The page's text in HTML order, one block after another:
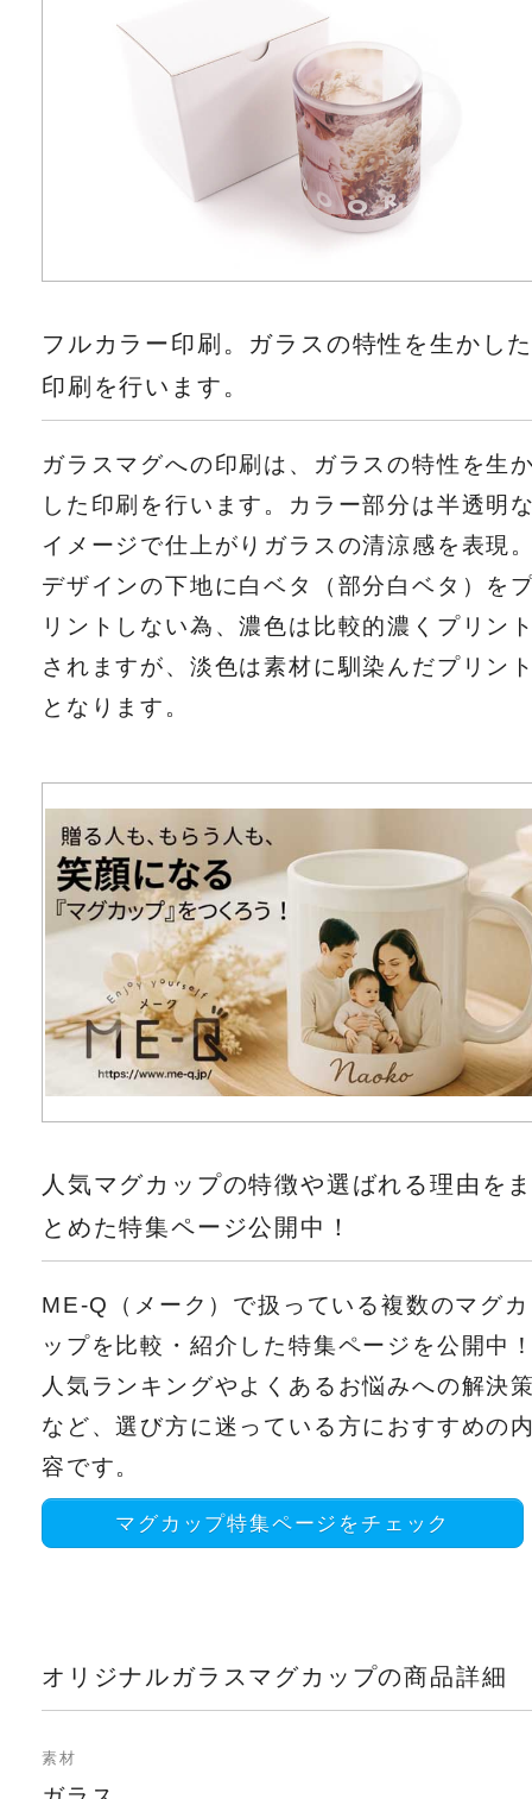
フルカラー印刷。ガラスの特性を生かし
印刷を行います。
ガラスマグへの印刷は、ガラスの特性を生
した印刷を行います。カラー部分は半透明
イメージで仕上がりガラスの清涼感を表現
デザインの下地に白ベタ（部分白ベタ）を
リントしない為、濃色は比較的濃くプリン
されますが、淡色は素材に馴染んだプリン
となります。
人気マグカップの特徴や選ばれる理由を
とめた特集ページ公開中！
ME-Q（メーク）で扱っている複数のマグカ
ップを比較・紹介した特集ページを公開中
人気ランキングやよくあるお悩みへの解決
など、選び方に迷っている方におすすめの
容です。
マグカップ特集ページをチェック
オリジナルガラスマグカップの商品詳細
素材